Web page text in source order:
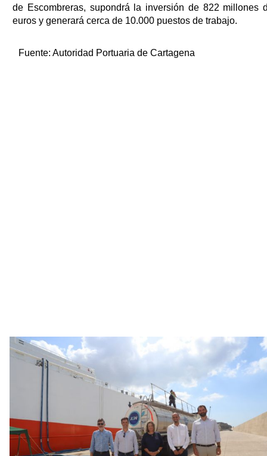
de Escombreras, supondrá la inversión de 822 millones
euros y generará cerca de 10.000 puestos de trabajo.
Fuente: Autoridad Portuaria de Cartagena